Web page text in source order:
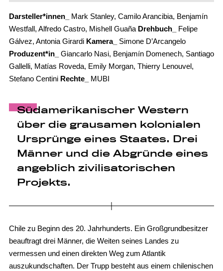
Darsteller*innen_
Mark Stanley, Camilo Arancibia, Benjamín
Westfall, Alfredo Castro, Mishell Guaña Drehbuch_
Felipe
Gálvez, Antonia Girardi Kamera_
Simone D’Arcangelo
Produzent*in_
Giancarlo Nasi, Benjamín Domenech, Santiago
Gallelli, Matías Roveda, Emily Morgan, Thierry Lenouvel,
Stefano Centini Rechte_ MUBI
Südamerikanischer Western
über die grausamen kolonialen
Ursprünge eines Staates. Drei
Männer und die Abgründe eines
angeblich zivilisatorischen
Projekts.
Chile zu Beginn des 20. Jahrhunderts. Ein Großgrundbesitzer
beauftragt drei Männer, die Weiten seines Landes zu
vermessen und einen direkten Weg zum Atlantik
auszukundschaften. Der Trupp besteht aus einem chilenischen